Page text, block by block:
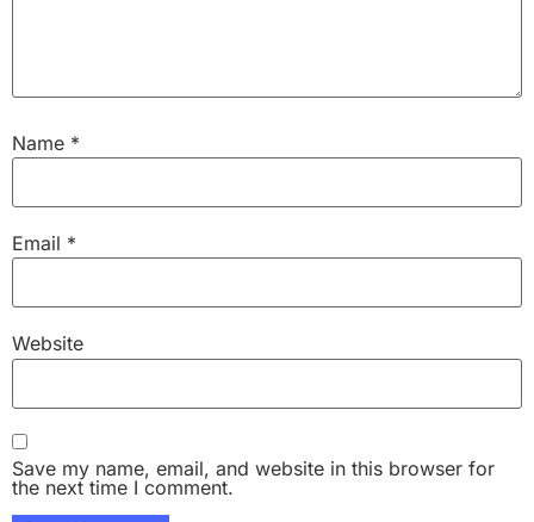
Name *
Email *
Website
Save my name, email, and website in this browser for
the next time I comment.